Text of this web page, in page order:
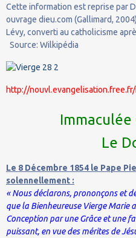
Cette information est reprise par
ouvrage dieu.com (Gallimard,
Lévy, converti au catholicisme
Source: Wilkipédia
http://
Le
Le 8 Décembre 1854 le Pape
solennellement :
« Nous déclarons, prononçons et
que la Bienheureuse Vierge Marie
Conception par une Grâce et une
puissant, en vue des mérites de